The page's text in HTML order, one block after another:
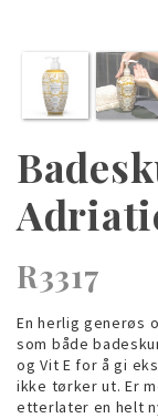
R3317
En herlig generøs
som både
og Vit E for å gi
ikke tørker ut. Er
etterlater en helt